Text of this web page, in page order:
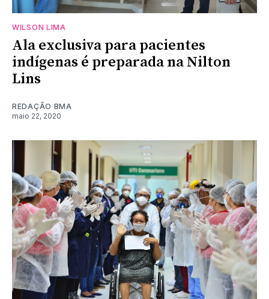
WILSON LIMA
Ala exclusiva para pacientes
indígenas é preparada na Nilton
Lins
REDAÇÃO BMA
maio 22, 2020